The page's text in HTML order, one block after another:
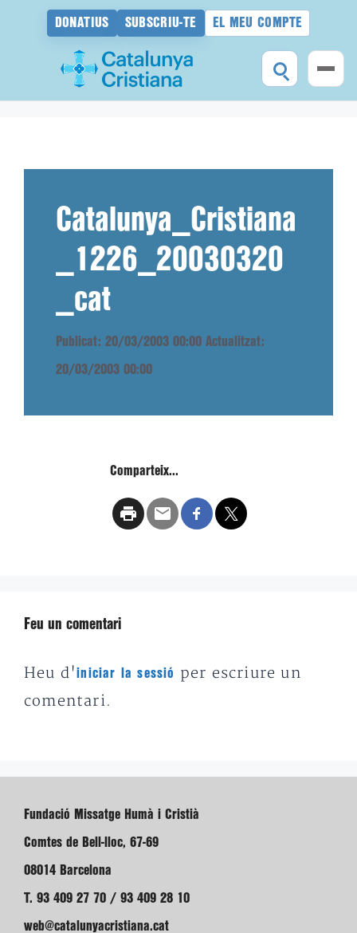
DONATIUS SUBSCRIU-TE EL MEU COMPTE
Catalunya_Cristiana
_1226_20030320
_cat
Publicat: 20/03/2003 00:00 Actualitzat:
20/03/2003 00:00
Comparteix...
Feu un comentari
Heu d'iniciar la sessió
per escriure un
comentari.
Fundació Missatge Humà i Cristià
Comtes de Bell-lloc, 67-69
08014 Barcelona
T. 93 409 27 70 / 93 409 28 10
web@catalunyacristiana.cat